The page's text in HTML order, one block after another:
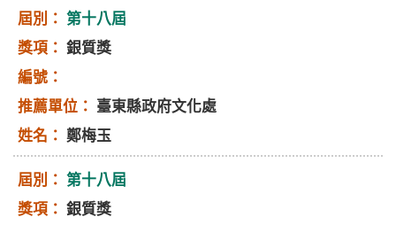
第十八屆
銀質獎
臺東縣政府文化處
鄭梅玉
第十八屆
銀質獎